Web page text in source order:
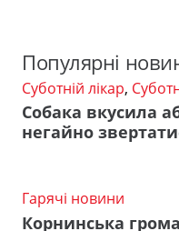
Популярні
Суботній лікар,
Собака вкусила
негайно
Гарячі новини
Корнинська